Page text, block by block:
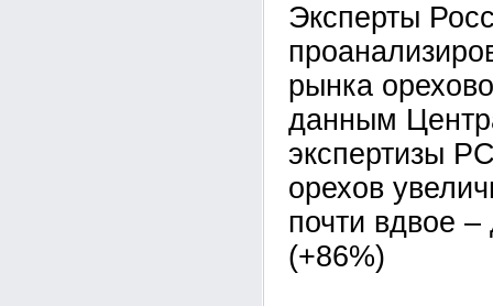
Эксперты
рынка
данным
экспертизы
орехов
почти вдвое
(+86%)